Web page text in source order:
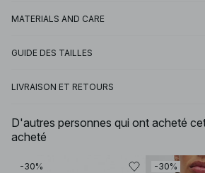
MATERIALS AND CARE
GUIDE DES TAILLES
LIVRAISON ET RETOURS
D'autres personnes qui ont acheté
acheté
-30% -30%